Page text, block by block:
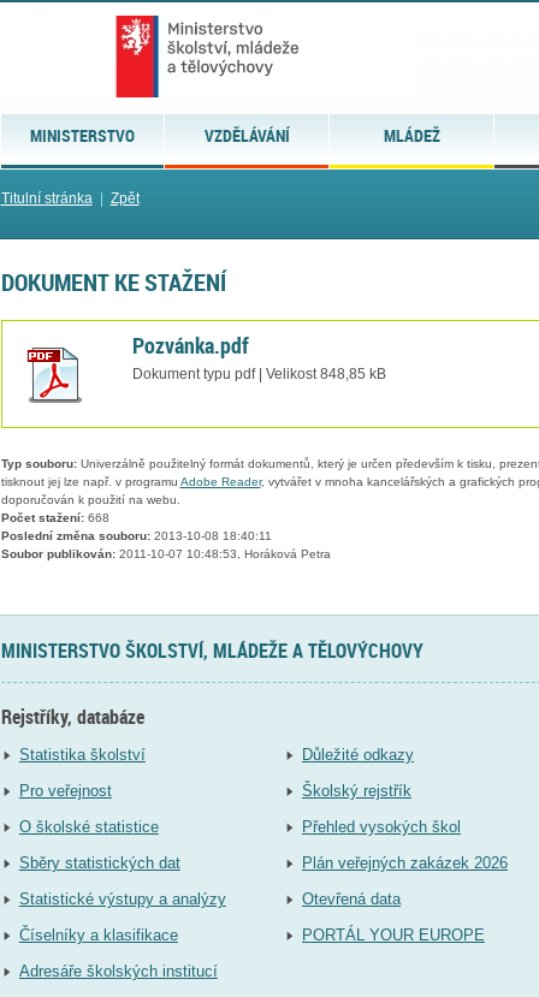
MINISTERSTVO VZDĚLÁVÁNÍ MLÁDEŽ
Titulní stránka| Zpět
DOKUMENT KE STAŽENÍ
Pozvánka.pdf
Dokument typu pdf | Velikost 848,85 kB
Typ souboru:Univerzálně použitelný formát dokumentů, který je určen především k tisku,
tisknout jej lze např. v programu Adobe Reader, vytvářet v mnoha kancelářských a grafických
doporučován k použití na webu.
Počet stažení:668
Poslední změna souboru:2013-10-08 18:40:11
Soubor publikován:2011-10-07 10:48:53, Horáková Petra
MINISTERSTVO ŠKOLSTVÍ, MLÁDEŽE A TĚLOVÝCHOVY
Rejstříky, databáze
Statistika školství
Pro veřejnost
O školské statistice
Sběry statistických dat
Statistické výstupy a analýzy
Číselníky a klasifikace
Adresáře školských institucí
Důležité odkazy
Školský rejstřík
Přehled vysokých škol
Plán veřejných zakázek 2026
Otevřená data
PORTÁL YOUR EUROPE